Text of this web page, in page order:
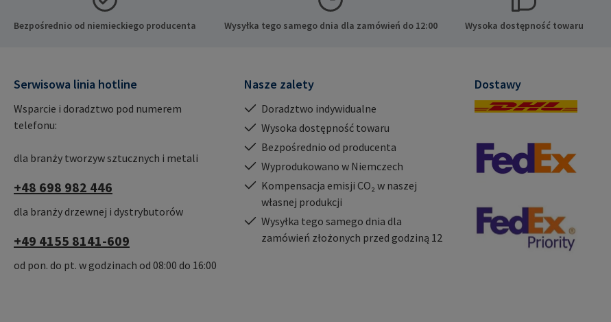
RAMPA GmbH & Co. KG Auf
der Heide 8 21514 Büchen
Bezpośrednio od niemieckiego producenta Wysyłka tego samego dnia dla zamówień do 12:00 Wysoka dostępność towaru
Serwisowa linia hotline
Wsparcie i doradztwo pod numerem
telefonu:
dla branży tworzyw sztucznych i metali
+48 698 982 446
dla branży drzewnej i dystrybutorów
+49 4155 8141-609
od pon. do pt. w godzinach od 08:00 do 16:00
Nasze zalety
Doradztwo indywidualne
Wysoka dostępność towaru
Bezpośrednio od producenta
Wyprodukowano w Niemczech
Kompensacja emisji CO₂ w naszej
własnej produkcji
Wysyłka tego samego dnia dla
zamówień złożonych przed godziną 12
Dostawy